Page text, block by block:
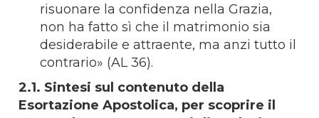
risuonare la confidenza nella Grazia,
non ha fatto sì che il matrimonio sia
desiderabile e attraente, ma anzi tutto il
contrario» (AL 36).
2.1. Sintesi sul contenuto della
Esortazione Apostolica, per scoprire il